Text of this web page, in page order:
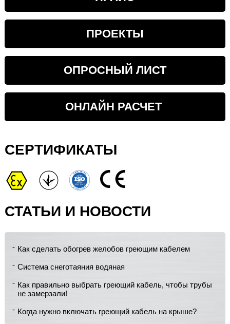
ПРОЕКТЫ
ОПРОСНЫЙ ЛИСТ
ОНЛАЙН РАСЧЕТ
СЕРТИФИКАТЫ
СТАТЬИ И НОВОСТИ
Как сделать обогрев желобов греющим кабелем
Система снеготаяния водяная
Как правильно выбрать греющий кабель, чтобы трубы
не замерзали!
Когда нужно включать греющий кабель на крыше?